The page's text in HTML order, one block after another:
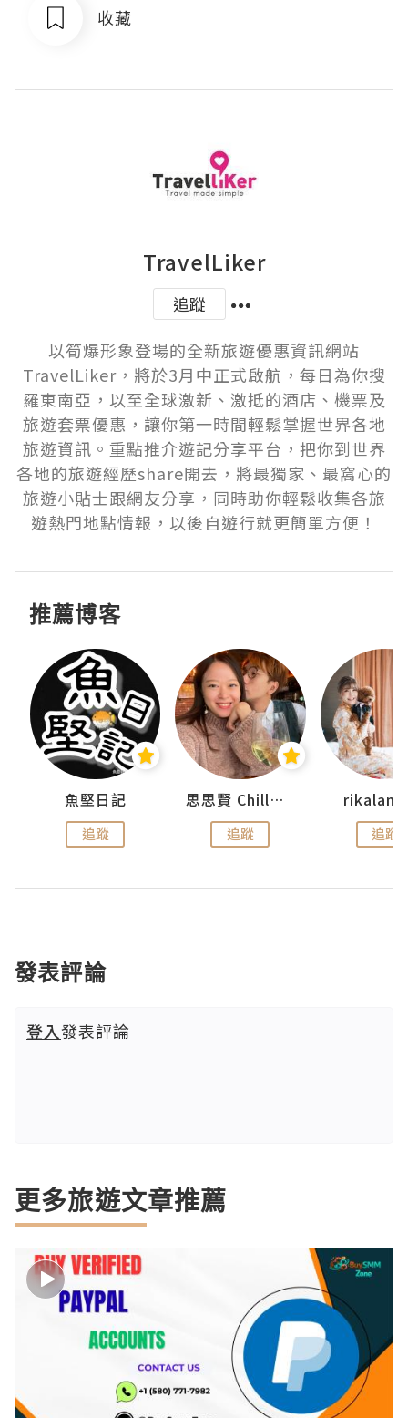
收藏
TravelLiker
追蹤
以筍爆形象登場的全新旅遊優惠資訊網站
TravelLiker，將於3月中正式啟航，每日為你搜
羅東南亞，以至全球激新、激抵的酒店、機票及
旅遊套票優惠，讓你第一時間輕鬆掌握世界各地
旅遊資訊。重點推介遊記分享平台，把你到世界
各地的旅遊經歷share開去，將最獨家、最窩心的
旅遊小貼士跟網友分享，同時助你輕鬆收集各旅
遊熱門地點情報，以後自遊行就更簡單方便！
推薦博客
魚堅日記
追蹤
思思賢 ChillMyBabe
追蹤 追蹤
發表評論
登入發表評論
更多旅遊文章推薦